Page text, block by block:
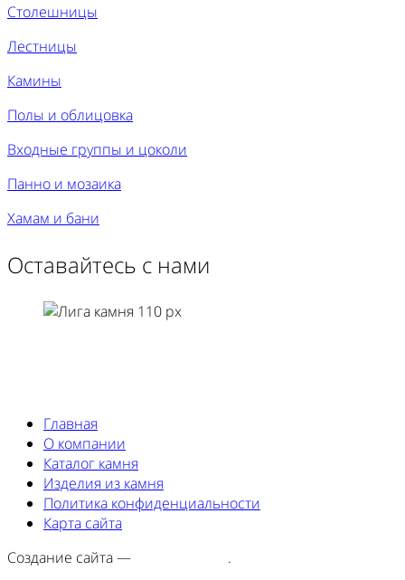
Столешницы
Лестницы
Камины
Полы и облицовка
Входные группы и цоколи
Панно и мозаика
Хамам и бани
Оставайтесь с нами
Главная
О компании
Каталог камня
Изделия из камня
Политика конфиденциальности
Карта сайта
Создание сайта —
.